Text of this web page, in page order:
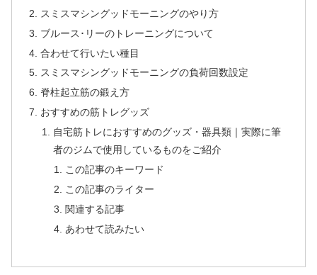
スミスマシングッドモーニングのやり方
ブルース･リーのトレーニングについて
合わせて行いたい種目
スミスマシングッドモーニングの負荷回数設定
脊柱起立筋の鍛え方
おすすめの筋トレグッズ
自宅筋トレにおすすめのグッズ・器具類｜実際に筆
者のジムで使用しているものをご紹介
この記事のキーワード
この記事のライター
関連する記事
あわせて読みたい